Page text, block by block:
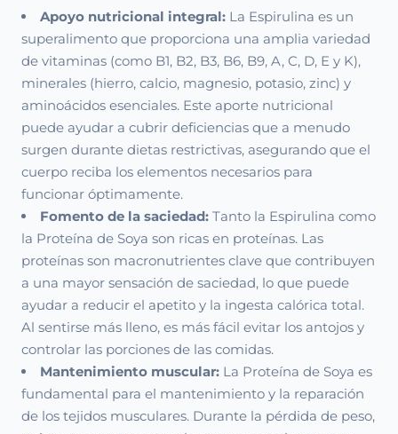
Apoyo nutricional integral: La Espirulina es un
superalimento que proporciona una amplia variedad
de vitaminas (como B1, B2, B3, B6, B9, A, C, D, E y K),
minerales (hierro, calcio, magnesio, potasio, zinc) y
aminoácidos esenciales. Este aporte nutricional
puede ayudar a cubrir deficiencias que a menudo
surgen durante dietas restrictivas, asegurando que el
cuerpo reciba los elementos necesarios para
funcionar óptimamente.
Fomento de la saciedad: Tanto la Espirulina como
la Proteína de Soya son ricas en proteínas. Las
proteínas son macronutrientes clave que contribuyen
a una mayor sensación de saciedad, lo que puede
ayudar a reducir el apetito y la ingesta calórica total.
Al sentirse más lleno, es más fácil evitar los antojos y
controlar las porciones de las comidas.
Mantenimiento muscular: La Proteína de Soya es
fundamental para el mantenimiento y la reparación
de los tejidos musculares. Durante la pérdida de peso,